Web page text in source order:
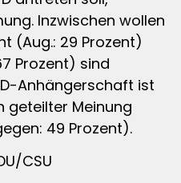
Inzwischen wollen
(Aug.: 29 Prozent)
Prozent) sind
Anhängerschaft ist
geteilter Meinung
49 Prozent).
CSU